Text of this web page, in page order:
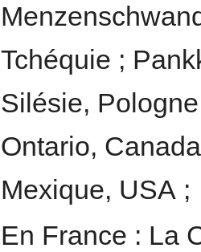
Tchéquie ;
Silésie,
Ontario,
Mexique, USA
En France : La